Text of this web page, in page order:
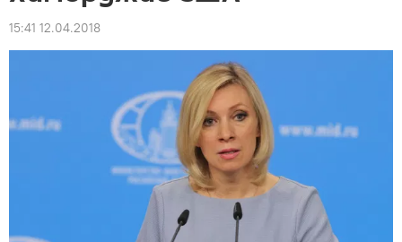
15:41 12.04.2018